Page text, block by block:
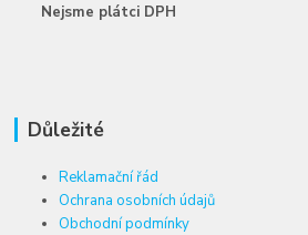
Nejsme plátci DPH
Důležité
Reklamační řád
Ochrana osobních údajů
Obchodní podmínky